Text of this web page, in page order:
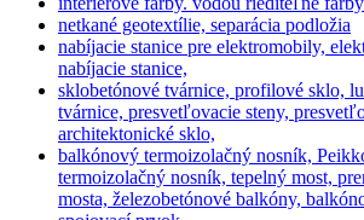
netkané geotextílie, separácia podložia
nabíjacie stanice pre elektromobily,
nabíjacie stanice,
sklobetónové tvárnice, profilové sklo,
tvárnice, presvetľovacie steny,
architektonické sklo,
balkónový termoizolačný nosník,
termoizolačný nosník, tepelný most,
mosta, železobetónové balkóny,